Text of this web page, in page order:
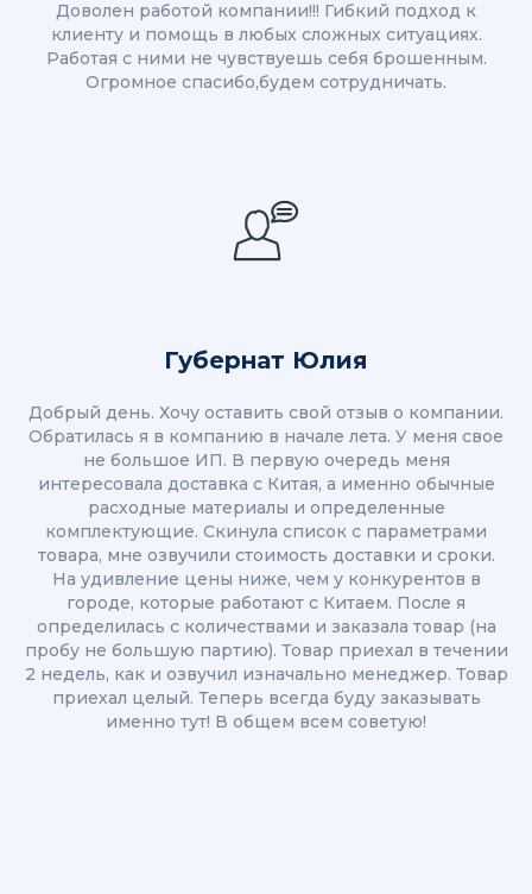
Доволен работой компании!!! Гибкий подход к
клиенту и помощь в любых сложных ситуациях.
Работая с ними не чувствуешь себя брошенным.
Огромное спасибо,будем сотрудничать.
Губернат Юлия
Добрый день. Хочу оставить свой отзыв о компании.
Обратилась я в компанию в начале лета. У меня свое
не большое ИП. В первую очередь меня
интересовала доставка с Китая, а именно обычные
расходные материалы и определенные
комплектующие. Скинула список с параметрами
товара, мне озвучили стоимость доставки и сроки.
На удивление цены ниже, чем у конкурентов в
городе, которые работают с Китаем. После я
определилась с количествами и заказала товар (на
пробу не большую партию). Товар приехал в течении
2 недель, как и озвучил изначально менеджер. Товар
приехал целый. Теперь всегда буду заказывать
именно тут! В общем всем советую!